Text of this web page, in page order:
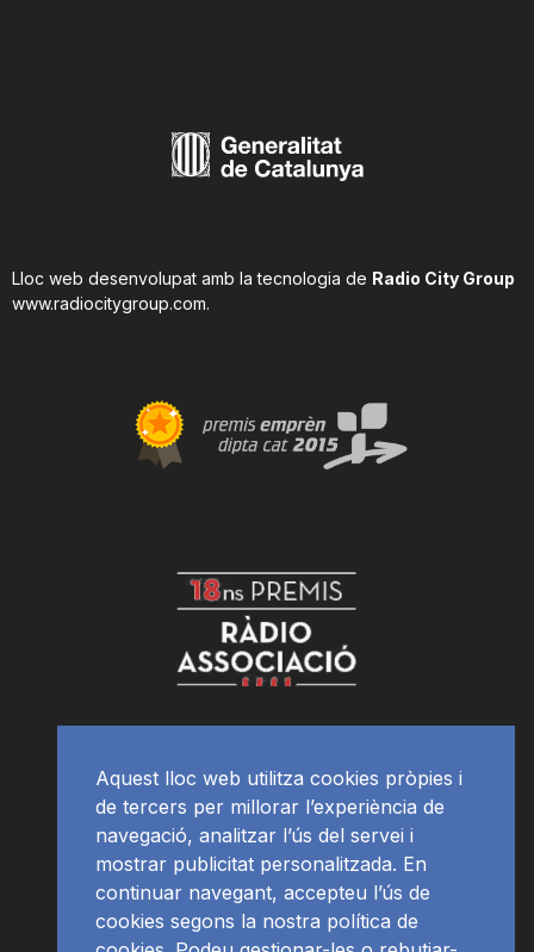
Lloc web desenvolupat amb la tecnologia de Radio City Group
www.radiocitygroup.com.
Aquest lloc web utilitza cookies pròpies i
de tercers per millorar l’experiència de
navegació, analitzar l’ús del servei i
mostrar publicitat personalitzada. En
continuar navegant, accepteu l’ús de
cookies segons la nostra política de